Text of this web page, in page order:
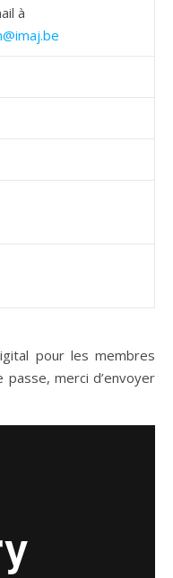
à
pour les membres
passe, merci d’envoyer